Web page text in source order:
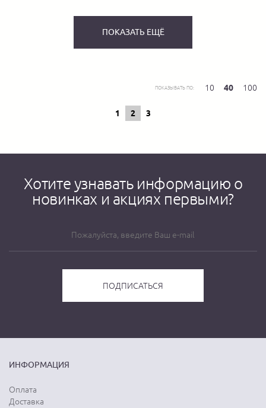
ПОКАЗАТЬ ЕЩЁ
ПОКАЗЫВАТЬ ПО: 10 40 100
1 2 3
Хотите узнавать информацию о
новинках и акциях первыми?
ИНФОРМАЦИЯ
Оплата
Доставка